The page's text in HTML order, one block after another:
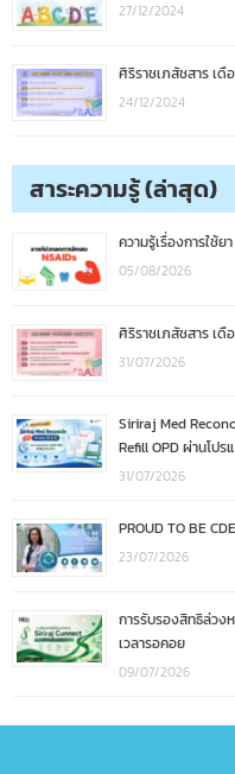
27/12/2024
ศิริราชเภสัชสาร เดื
24/12/2024
สาระความรู้ (ล่าสุด)
ความรู้เรื่องการใช้ย
05/08/2026
ศิริราชเภสัชสาร เ
31/07/2026
Siriraj Med
Refill OPD ผ่านโป
31/07/2026
PROUD TO BE
23/07/2026
การรับรองสิทธิล่วง
เวลารอคอย
09/07/2026